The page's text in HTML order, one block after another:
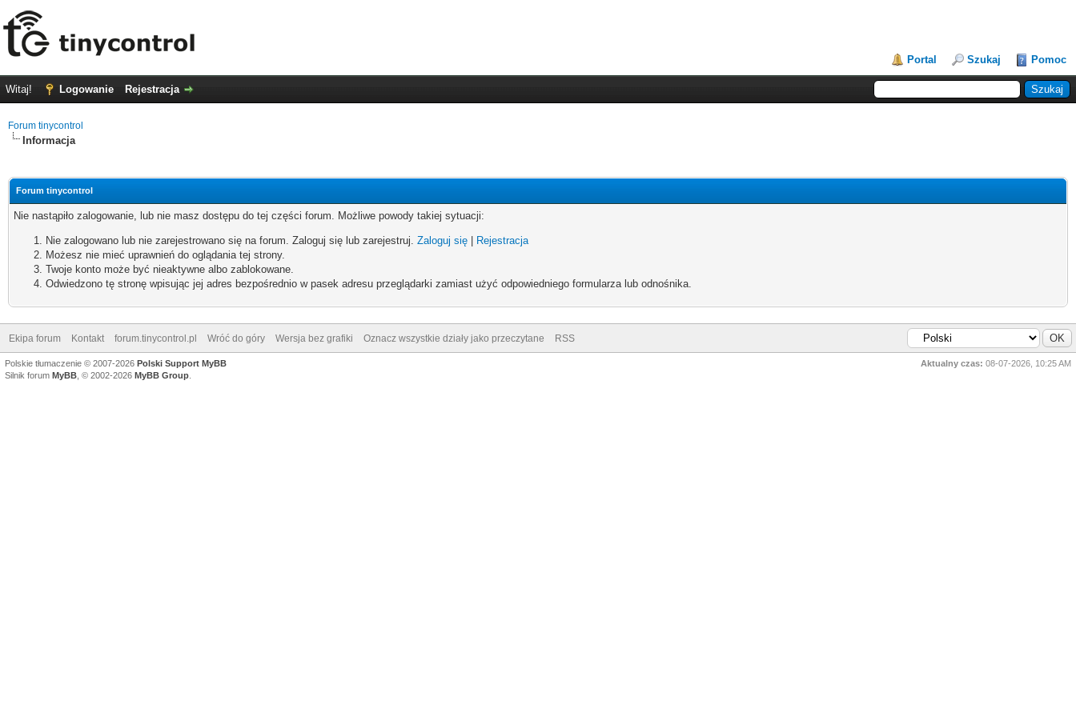
Portal Szukaj Pomoc
Witaj! Logowanie Rejestracja
Forum tinycontrol
Informacja
Forum tinycontrol
Nie nastąpiło zalogowanie, lub nie masz dostępu do tej części forum. Możliwe powody takiej sytuacji:
Nie zalogowano lub nie zarejestrowano się na forum. Zaloguj się lub zarejestruj. Zaloguj się
Rejestracja
Możesz nie mieć uprawnień do oglądania tej strony.
Twoje konto może być nieaktywne albo zablokowane.
Odwiedzono tę stronę wpisując jej adres bezpośrednio w pasek adresu przeglądarki zamiast użyć odpowiedniego formularza lub odnośnika.
Ekipa forum Kontakt forum.tinycontrol.pl Wróć do góry Wersja bez grafiki Oznacz wszystkie działy jako przeczytane RSS
Aktualny czas: 08-07-2026, 10:25 AM
Polskie tłumaczenie © 2007-2026 Polski Support MyBB
Silnik forum MyBB , © 2002-2026 MyBB Group